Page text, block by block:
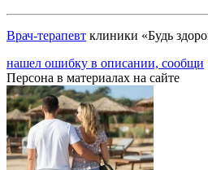
Врач-терапевт клиники «Будь
нашел ошибку в описании, сообщи
Персона в материалах на сайте